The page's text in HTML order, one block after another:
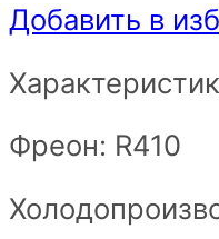
Добавить в
Фреон: R410